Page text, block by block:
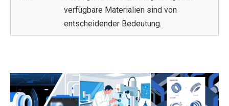
verfügbare Materialien sind von
entscheidender Bedeutung.